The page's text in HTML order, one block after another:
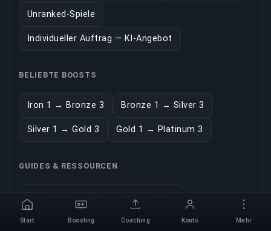
Unranked-Spiele
Individueller Auftrag — KI-Angebot
BELIEBTE BOOSTS
Iron 1 → Bronze 3 Bronze 1 → Silver 3
Silver 1 → Gold 3 Gold 1 → Platinum 3
GUIDES & RESSOURCEN
Val-Boosting-Kosten & Preis-Guide
Start Boosting Coaching Konto Mehr